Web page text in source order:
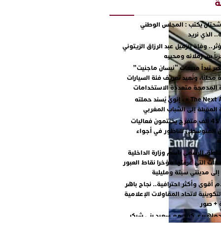
يكتب : المجلس الوطني
الذي نريد
وفاة الزميل عبد الرزاق الزيتوني
بين زملائه ومحبيه
تبدأ مبيعات “نيسان ماجنيت”
محليًا، وتُعِيد تعريف فئة السيارات
المدمجة متعددة الاستخدامات
مع « The Next Ad » ، إنوي يُسند حملته
المقبلة إلى الشباب المغربي
أكثر من 45 ألف متفرج يختتمون فعاليات
المتوسطي للناظور في أجواء
الرسمي باسم وزارة الداخلية
التي عرفتها مؤخرا نقاط العبور
إلى مدينتي سبتة ومليلية
أقوى وأكثر احترافية.. نجاح باهر
لاتحاد المقاولات الإعلامية
+ صور
كبير مع سعيد بني شيكر
ووليد الرحماني في المهرجان